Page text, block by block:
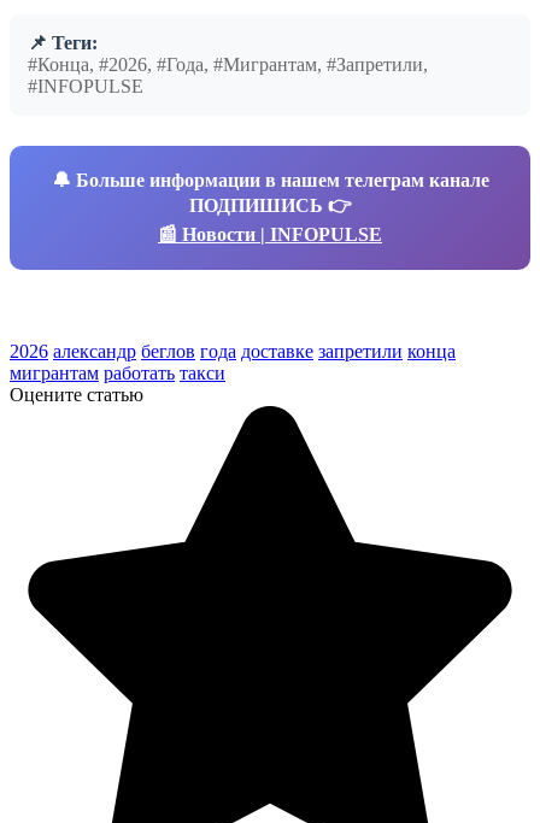
📌 Теги:
#Конца, #2026, #Года, #Мигрантам, #Запретили,
#INFOPULSE
🔔 Больше информации в нашем телеграм канале
ПОДПИШИСЬ 👉
📰 Новости | INFOPULSE
2026 александр беглов года доставке запретили конца
мигрантам работать такси
Оцените статью